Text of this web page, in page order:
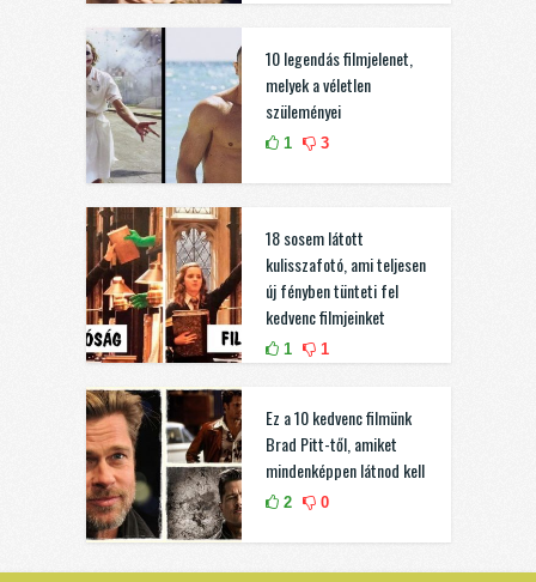
10 legendás filmjelenet,
melyek a véletlen
szüleményei
1 3
18 sosem látott
kulisszafotó, ami teljesen
új fényben tünteti fel
kedvenc filmjeinket
1 1
Ez a 10 kedvenc filmünk
Brad Pitt-től, amiket
mindenképpen látnod kell
2 0